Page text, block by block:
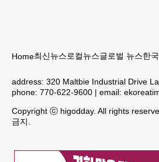
Home최신뉴스로컬뉴스글로벌 뉴스한
address: 320 Maltbie Industrial Drive
phone: 770-622-9600 | email:
Copyright ⓒ higodday. All rights
금지.